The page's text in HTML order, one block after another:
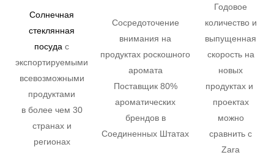
Солнечная
стеклянная
посуда с
экспортируемыми
всевозможными
продуктами
в более чем 30
странах и
регионах
Сосредоточение
внимания на
продуктах роскошного
аромата
Поставщик 80%
ароматических
брендов в
Соединенных Штатах
Годовое
количество и
выпущенная
скорость на
новых
продуктах и ​​
проектах
можно
сравнить с
Zara